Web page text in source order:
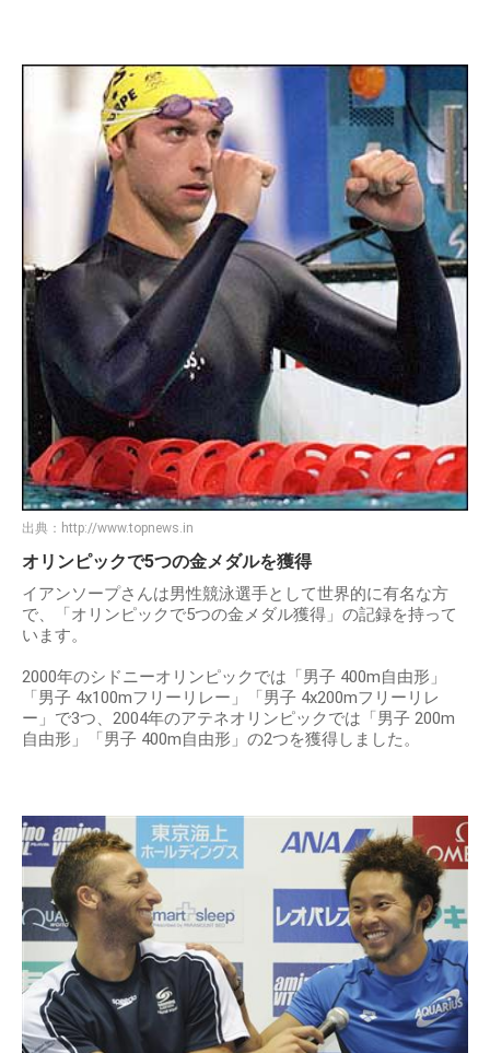
出典： http://www.topnews.in
オリンピックで5つの金メダルを獲得
イアンソープさんは男性競泳選手として世界的に有名な方
で、「オリンピックで5つの金メダル獲得」の記録を持って
います。
2000年のシドニーオリンピックでは「男子 400m自由形」
「男子 4x100mフリーリレー」「男子 4x200mフリーリレ
ー」で3つ、2004年のアテネオリンピックでは「男子 200m
自由形」「男子 400m自由形」の2つを獲得しました。